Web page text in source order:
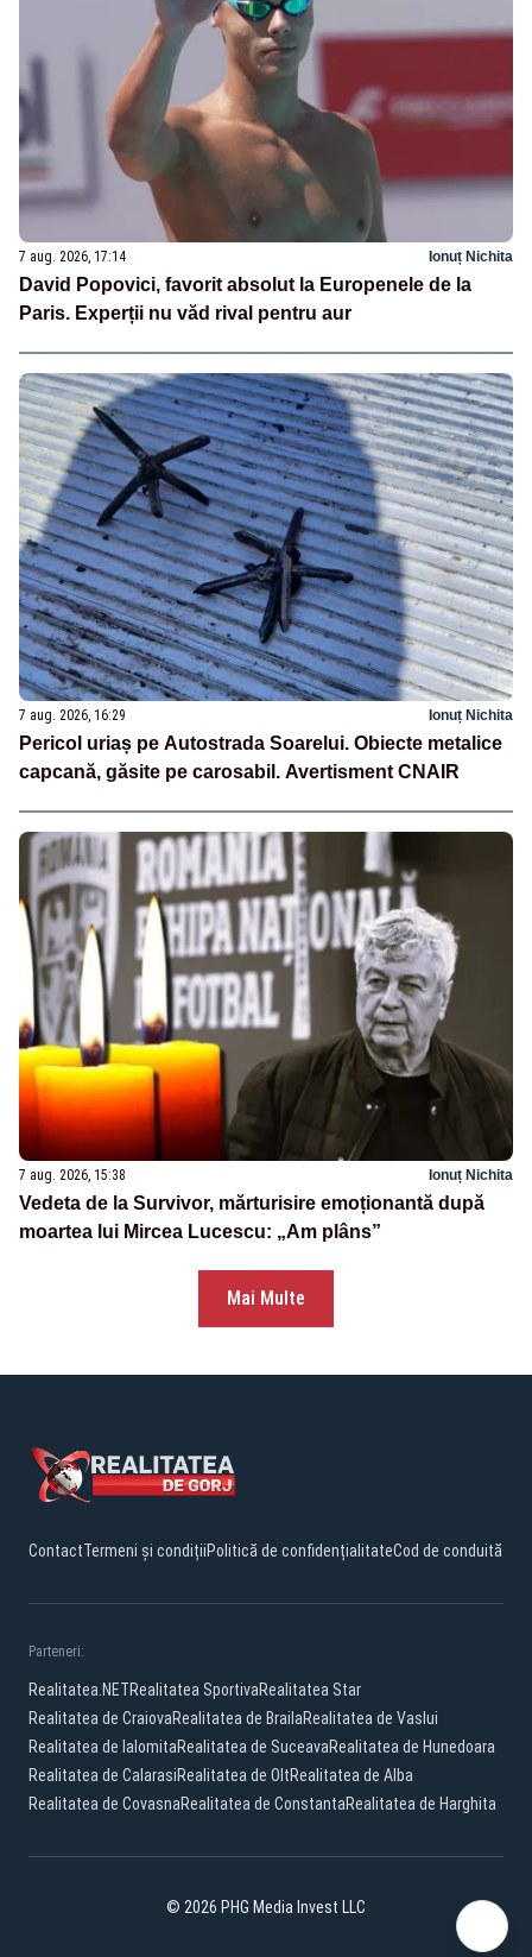
7 aug. 2026, 17:14 Ionuț Nichita
David Popovici, favorit absolut la Europenele de la
Paris. Experții nu văd rival pentru aur
7 aug. 2026, 16:29 Ionuț Nichita
Pericol uriaș pe Autostrada Soarelui. Obiecte metalice
capcană, găsite pe carosabil. Avertisment CNAIR
7 aug. 2026, 15:38 Ionuț Nichita
Vedeta de la Survivor, mărturisire emoționantă după
moartea lui Mircea Lucescu: „Am plâns”
Mai Multe
ContactTermeni și condițiiPolitică de confidențialitateCod de conduită
Parteneri:
Realitatea.NETRealitatea SportivaRealitatea Star
Realitatea de CraiovaRealitatea de BrailaRealitatea de Vaslui
Realitatea de IalomitaRealitatea de SuceavaRealitatea de Hunedoara
Realitatea de CalarasiRealitatea de OltRealitatea de Alba
Realitatea de CovasnaRealitatea de ConstantaRealitatea de Harghita
© 2026 PHG Media Invest LLC